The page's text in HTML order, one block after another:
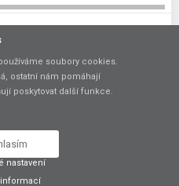
Skladem:dodání 7-14 dní
soubory cookies.
ostatní nám pomáhají
poskytovat další funkce.
nastavení